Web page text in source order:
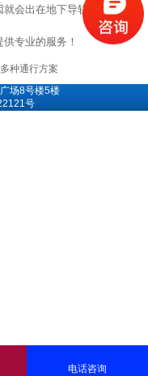
会出在地下导轨或是止摆
专业的服务！
种通行方案
场8号楼5楼
号
电话咨询